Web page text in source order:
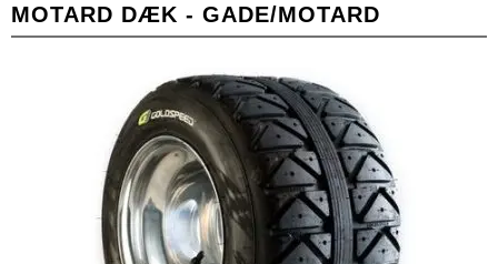
MOTARD DÆK - GADE/MOTARD